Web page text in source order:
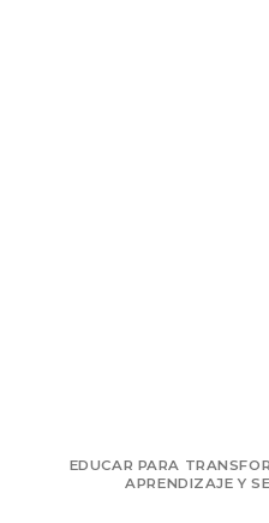
EDUCAR PARA
APRENDIZAJE Y